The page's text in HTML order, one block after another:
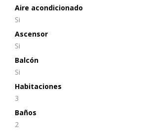
Aire acondicionado
Si
Ascensor
Si
Balcón
Si
Habitaciones
3
Baños
2